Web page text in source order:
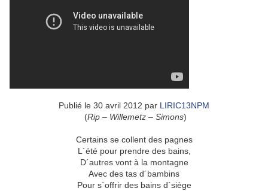
Publié le 30 avril 2012 par LIRIC13NPM
(Rip – Willemetz – Simons)
Certains se collent des pagnes
L´été pour prendre des bains,
D´autres vont à la montagne
Avec des tas d´bambins
Pour s´offrir des bains d´siège